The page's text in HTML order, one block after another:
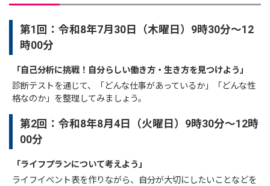
第1回：令和8年7月30日（木曜日）9時30分～12
時00分
「自己分析に挑戦！自分らしい働き方・生き方を見つけよう」
診断テストを通じて、「どんな仕事があっているか」「どんな性
格なのか」を整理してみましょう。
第2回：令和8年8月4日（火曜日）9時30分～12時
00分
「ライフプランについて考えよう」
ライフイベント表を作りながら、自分が大切にしたいことなどを